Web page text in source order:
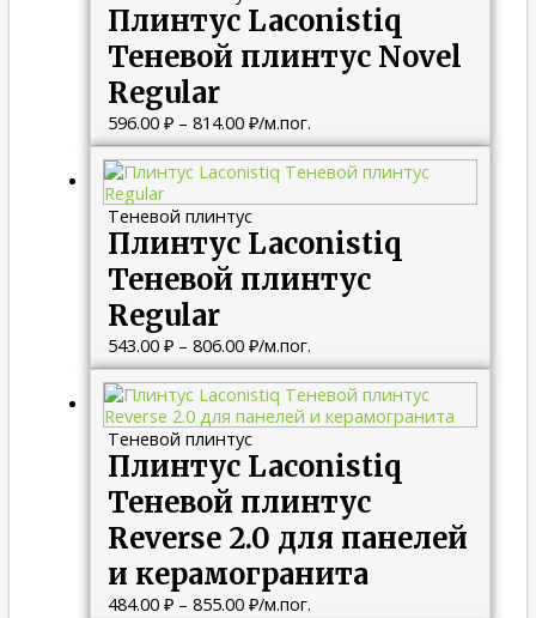
Плинтус Laconistiq
Теневой плинтус Novel
Regular
596.00 ₽ – 814.00 ₽
814.00 ₽
/м.пог.
Теневой плинтус
Плинтус Laconistiq
Теневой плинтус
Regular
543.00 ₽ – 806.00 ₽
Диапазон
цен:
543.00 ₽
806.00 ₽
/м.пог.
Теневой плинтус
Плинтус Laconistiq
Теневой плинтус
Reverse 2.0 для панелей
и керамогранита
484.00 ₽ – 855.00 ₽
Диапазон
цен:
484.00 ₽
855.00 ₽
/м.пог.